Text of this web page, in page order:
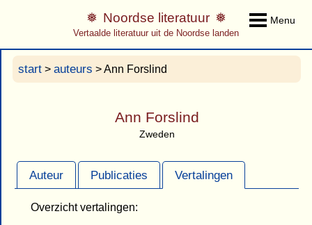
Menu
Noordse literatuur
Vertaalde literatuur uit de Noordse landen
start > auteurs > Ann Forslind
Ann Forslind
Zweden
Auteur Publicaties Vertalingen
Overzicht vertalingen: